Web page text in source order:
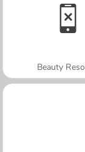
Beauty